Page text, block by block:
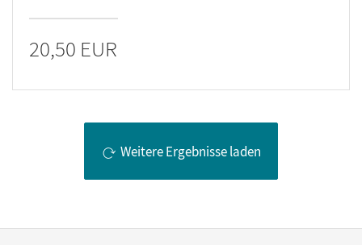
20,50 EUR
Weitere Ergebnisse laden